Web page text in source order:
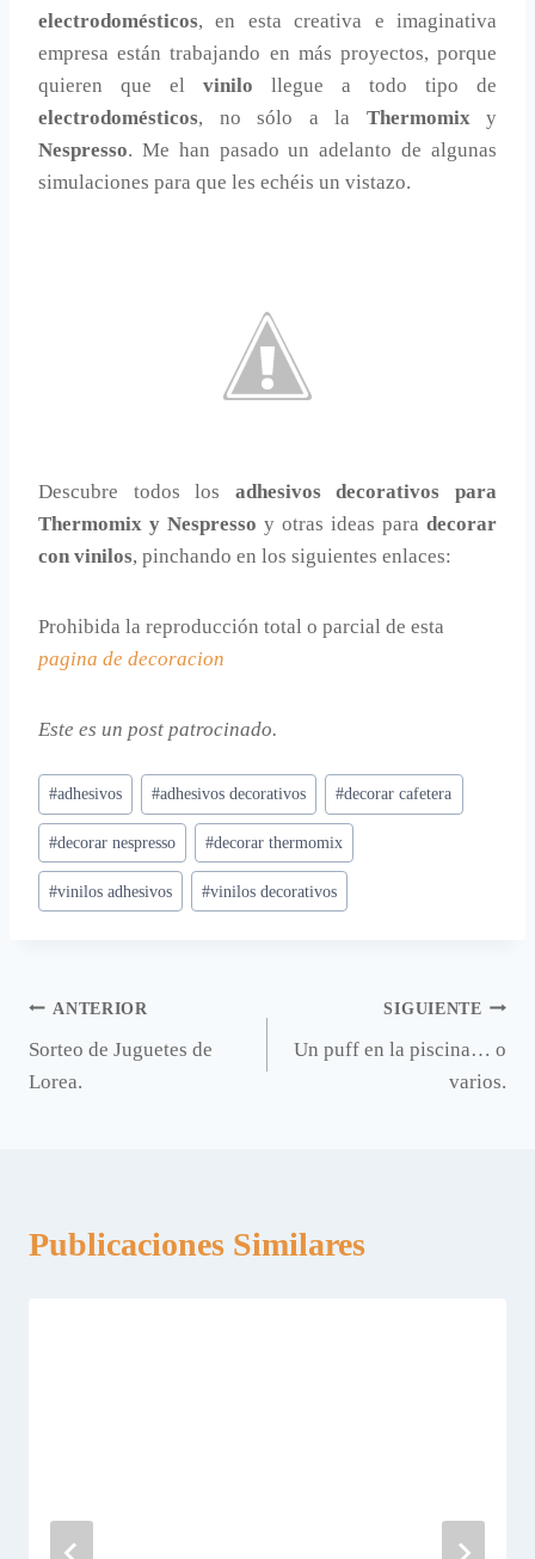
electrodomésticos, en esta creativa e imaginativa
empresa están trabajando en más proyectos, porque
quieren que el vinilo llegue a todo tipo de
electrodomésticos, no sólo a la Thermomixy
Nespresso. Me han pasado un adelanto de algunas
simulaciones para que les echéis un vistazo.
Descubre todos los adhesivos decorativos para
Thermomix y Nespresso y otras ideas para decorar
con vinilos, pinchando en los siguientes enlaces:
Prohibida la reproducción total o parcial de esta
pagina de decoracion
Este es un post patrocinado.
Etiquetas
de
la
entrada:
#adhesivos #adhesivos decorativos #decorar cafetera
#decorar nespresso #decorar thermomix
#vinilos adhesivos #vinilos decorativos
Navegación
de
ANTERIOR
Sorteo de Juguetes de
Lorea.
SIGUIENTE
Un puff en la piscina… o
varios.
Publicaciones Similares